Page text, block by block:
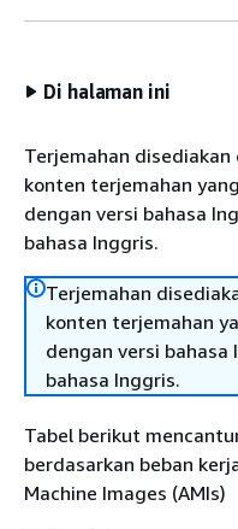
Di halaman ini
Terjemahan disediakan
konten terjemahan
dengan versi bahasa
bahasa Inggris.
Terjemahan
konten terjemahan
dengan versi bahasa
bahasa Inggris.
Tabel berikut
berdasarkan beban
Machine Images (AMIs)